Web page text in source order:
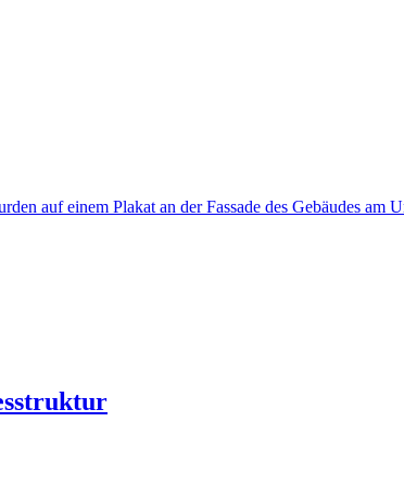
auf einem Plakat an der Fassade des Gebäudes am